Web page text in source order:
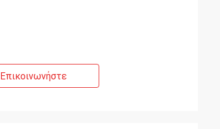
Επικοινωνήστε